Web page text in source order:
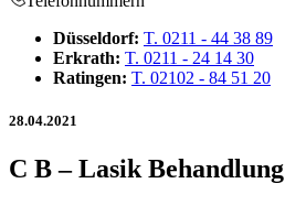
Düsseldorf: T. 0211 - 44 38 89
Erkrath: T. 0211 - 24 14 30
Ratingen: T. 02102 - 84 51 20
28.04.2021
C B – Lasik Behandlung